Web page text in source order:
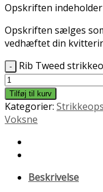
Opskriften
Opskriften sælges
vedhæftet din
Rib Tweed
Tilføj til kurv
Kategorier:
Voksne
Beskrivelse